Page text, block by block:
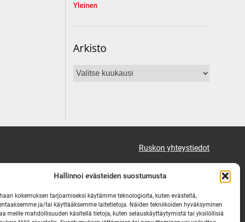
Hallinnoi evästeiden suostumusta
kokemuksen tarjoamiseksi käytämme teknologioita, kuten evästeitä,
ja/tai käyttääksemme laitetietoja. Näiden tekniikoiden hyväksyminen
meille mahdollisuuden käsitellä tietoja, kuten selauskäyttäytymistä tai yksilöllisiä
Yleinen
Arkisto
Arkisto
Ruskon yhteystiedot
Virka-ajan ulkopuolella
puh. 0444 333 555